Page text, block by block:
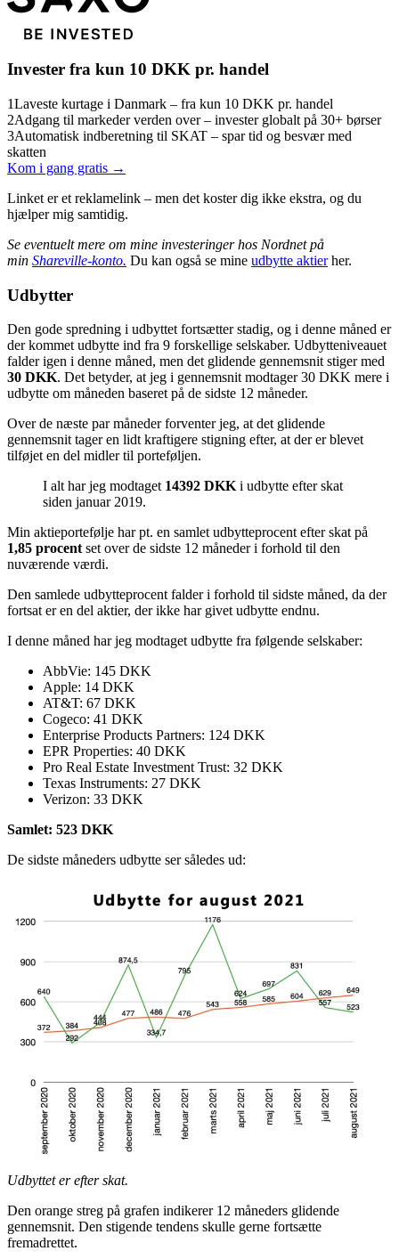
Invester fra kun 10 DKK pr. handel
1Laveste kurtage i Danmark – fra kun 10 DKK pr. handel
2Adgang til markeder verden over – invester globalt på 30+ børser
3Automatisk indberetning til SKAT – spar tid og besvær med
skatten
Kom i gang gratis →
Linket er et reklamelink – men det koster dig ikke ekstra, og du
hjælper mig samtidig.
Se eventuelt mere om mine investeringer hos Nordnet på
min Shareville-konto. Du kan også se mine udbytte aktierher.
Udbytter
Den gode spredning i udbyttet fortsætter stadig, og i denne måned er
der kommet udbytte ind fra 9 forskellige selskaber. Udbytteniveauet
falder igen i denne måned, men det glidende gennemsnit stiger med
30 DKK. Det betyder, at jeg i gennemsnit modtager 30 DKK mere i
udbytte om måneden baseret på de sidste 12 måneder.
Over de næste par måneder forventer jeg, at det glidende
gennemsnit tager en lidt kraftigere stigning efter, at der er blevet
tilføjet en del midler til porteføljen.
I alt har jeg modtaget 14392 DKK i udbytte efter skat
siden januar 2019.
Min aktieportefølje har pt. en samlet udbytteprocent efter skat på
1,85 procent set over de sidste 12 måneder i forhold til den
nuværende værdi.
Den samlede udbytteprocent falder i forhold til sidste måned, da der
fortsat er en del aktier, der ikke har givet udbytte endnu.
I denne måned har jeg modtaget udbytte fra følgende selskaber:
AbbVie: 145 DKK
Apple: 14 DKK
AT&T: 67 DKK
Cogeco: 41 DKK
Enterprise Products Partners: 124 DKK
EPR Properties: 40 DKK
Pro Real Estate Investment Trust: 32 DKK
Texas Instruments: 27 DKK
Verizon: 33 DKK
Samlet: 523 DKK
De sidste måneders udbytte ser således ud:
Udbyttet er efter skat.
Den orange streg på grafen indikerer 12 måneders glidende
gennemsnit. Den stigende tendens skulle gerne fortsætte
fremadrettet.